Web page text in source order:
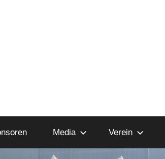
Media Verein